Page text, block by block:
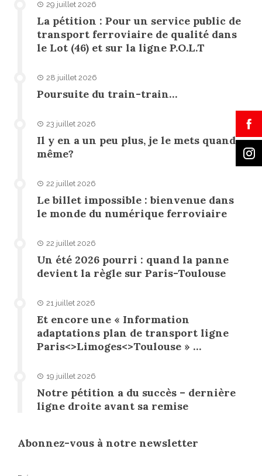
29 juillet 2026
La pétition : Pour un service public de
transport ferroviaire de qualité dans
le Lot (46) et sur la ligne P.O.L.T
28 juillet 2026
Poursuite du train-train…
23 juillet 2026
Il y en a un peu plus, je le mets quand
même?
22 juillet 2026
Le billet impossible : bienvenue dans
le monde du numérique ferroviaire
22 juillet 2026
Un été 2026 pourri : quand la panne
devient la règle sur Paris-Toulouse
21 juillet 2026
Et encore une « Information
adaptations plan de transport ligne
Paris<>Limoges<>Toulouse » …
19 juillet 2026
Notre pétition a du succès – dernière
ligne droite avant sa remise
Abonnez-vous à notre newsletter